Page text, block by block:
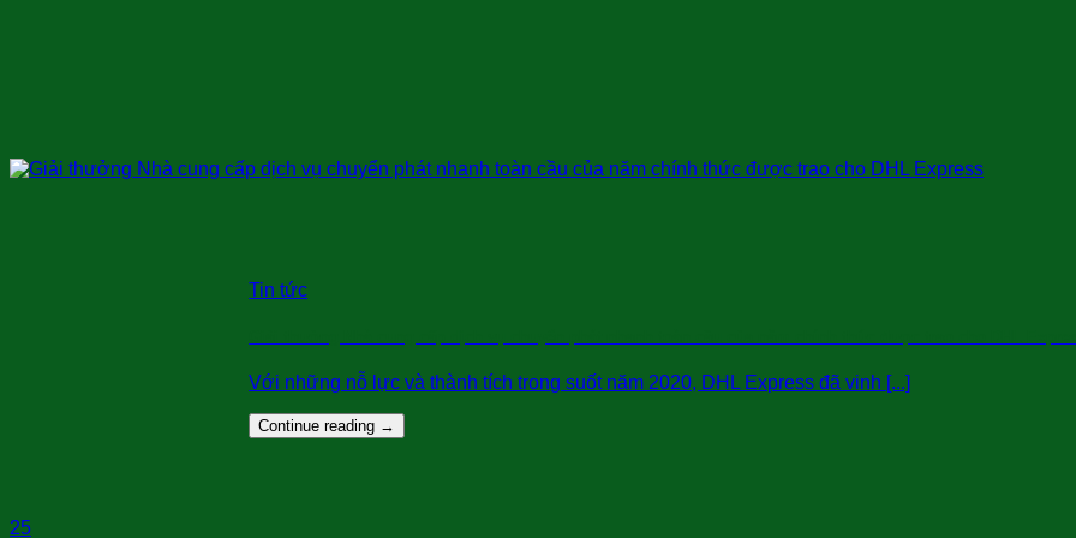
Tin tức
Với những nỗ lực và thành tích trong suốt năm 2020, DHL Express đã vinh [...]
Continue reading →
25